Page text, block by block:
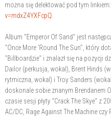
można się delektować pod tym linkiem:
v=mdxZ4YXFcpQ.
Album "Emperor Of Sand" jest
"Once More 'Round The Sun", który
"Billboardzie" i znalazł się na pozycji
Dailor (perkusja, wokal), Brent Hinds
rytmiczna, wokal) i Troy Sanders
doskonale sobie znanym Brendanem
czasie sesji płyty "Crack The Skye" z
AC/DC, Rage Against The Machine czy